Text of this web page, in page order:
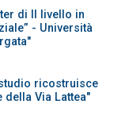
di II livello in
- Università
ricostruisce
Via Lattea"